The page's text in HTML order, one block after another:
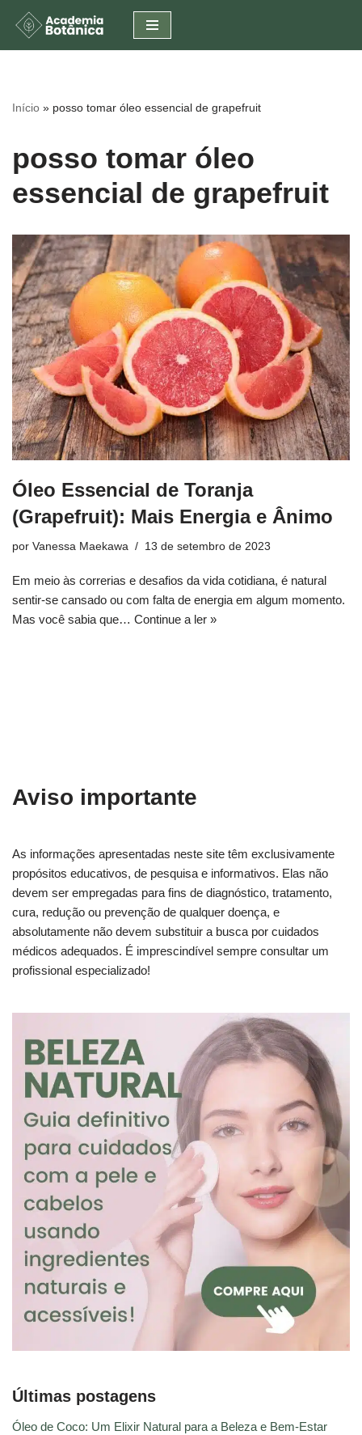
Pular
conteúdo
Início » posso tomar óleo essencial de grapefruit
posso tomar óleo
essencial de grapefruit
Óleo Essencial de Toranja
(Grapefruit): Mais Energia e Ânimo
por Vanessa Maekawa 13 de setembro de 2023
Em meio às correrias e desafios da vida cotidiana, é natural
sentir-se cansado ou com falta de energia em algum momento.
Mas você sabia que… Continue a ler »
Aviso importante
As informações apresentadas neste site têm exclusivamente
propósitos educativos, de pesquisa e informativos. Elas não
devem ser empregadas para fins de diagnóstico, tratamento,
cura, redução ou prevenção de qualquer doença, e
absolutamente não devem substituir a busca por cuidados
médicos adequados. É imprescindível sempre consultar um
profissional especializado!
Últimas postagens
Óleo de Coco: Um Elixir Natural para a Beleza e Bem-Estar